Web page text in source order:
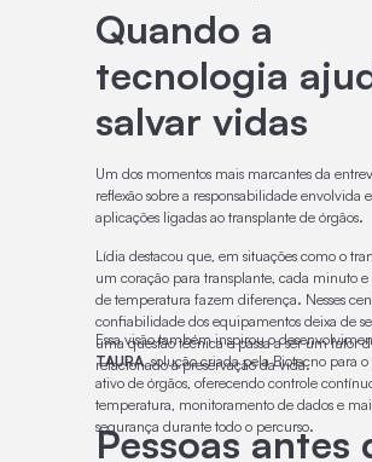
Quando a
tecnologia
salvar vidas
Um dos momentos mais marcantes da
reflexão sobre a responsabilidade envolvida
aplicações ligadas ao transplante de órgãos.
Lídia destacou que, em situações como o
um coração para transplante, cada minuto
de temperatura fazem diferença. Nesses
confiabilidade dos equipamentos deixa de
uma questão técnica e passa a ser um fator
relacionado à preservação da vida.
Essa visão também inspirou o
TAURA, solução criada pela Biotecno para o
ativo de órgãos, oferecendo controle
temperatura, monitoramento de dados e
segurança durante todo o percurso.
Pessoas antes